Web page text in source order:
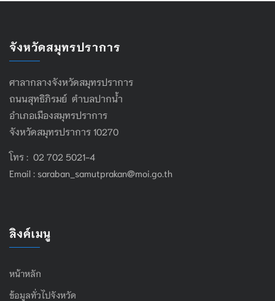
จังหวัดสมุทรปราการ
ศาลากลางจังหวัดสมุทรปราการ
ถนนสุทธิภิรมย์ ตำบลปากน้ำ
อำเภอเมืองสมุทรปราการ
จังหวัดสมุทรปราการ 10270
โทร : 02 702 5021-4
Email : saraban_samutprakan@moi.go.th
ลิงค์เมนู
หน้าหลัก
ข้อมูลทั่วไปจังหวัด